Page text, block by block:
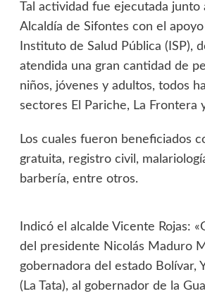
Tal actividad fue ejecutada junto
Alcaldía de Sifontes con el
Instituto de Salud Pública (ISP),
atendida una gran cantidad de
niños, jóvenes y adultos, todos
sectores El Pariche, La Frontera
Los cuales fueron beneficiados
gratuita, registro civil,
barbería, entre otros.
Indicó el alcalde Vicente Rojas:
del presidente Nicolás Maduro
gobernadora del estado Bolívar,
(La Tata), al gobernador de la